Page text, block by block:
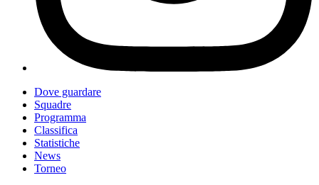
Dove guardare
Squadre
Programma
Classifica
Statistiche
News
Torneo